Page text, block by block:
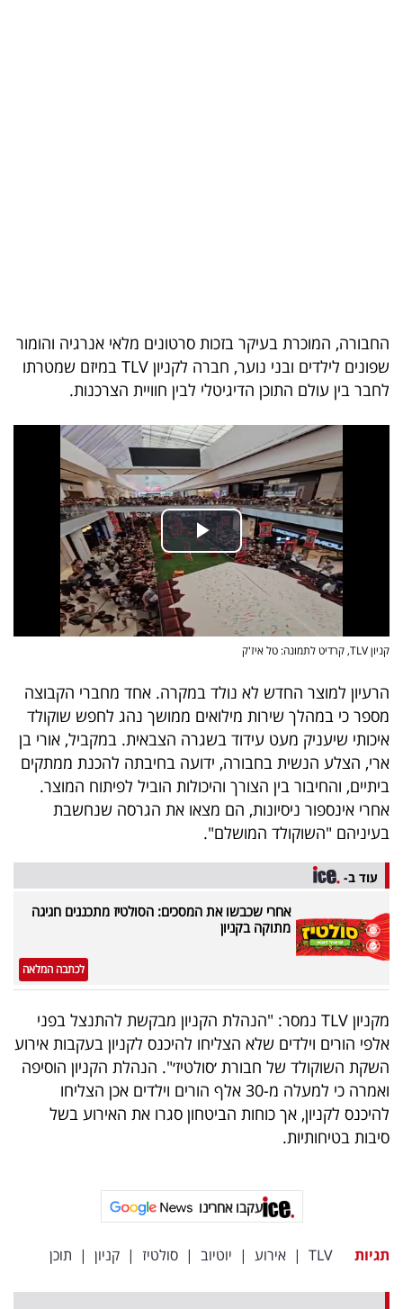
המילון
הכלכלי
פודקאסט
UNDER
שיתופי
דרושים
ניוזלטרים
מייל
אדום
פרסמו
באייס
עקבו
אחרינו:
החבורה, המוכרת בעיקר בזכות סרטונים מלאי אנרגיה והומור
שפונים לילדים ובני נוער, חברה לקניון TLV במיזם שמטרתו
לחבר בין עולם התוכן הדיגיטלי לבין חוויית הצרכנות.
קניון TLV, קרדיט לתמונה: טל איז'ק
הרעיון למוצר החדש לא נולד במקרה. אחד מחברי הקבוצה
מספר כי במהלך שירות מילואים ממושך נהג לחפש שוקולד
איכותי שיעניק מעט עידוד בשגרה הצבאית. במקביל, אורי בן
ארי, הצלע הנשית בחבורה, ידועה בחיבתה להכנת ממתקים
ביתיים, והחיבור בין הצורך והיכולות הוביל לפיתוח המוצר.
אחרי אינספור ניסיונות, הם מצאו את הגרסה שנחשבת
בעיניהם "השוקולד המושלם".
עוד ב-
אחרי שכבשו את המסכים: הסולטיז מתכננים חגיגה
מתוקה בקניון
לכתבה המלאה
מקניון TLV נמסר: "הנהלת הקניון מבקשת להתנצל בפני
אלפי הורים וילדים שלא הצליחו להיכנס לקניון בעקבות אירוע
השקת השוקולד של חבורת ׳סולטיז׳". הנהלת הקניון הוסיפה
ואמרה כי למעלה מ-30 אלף הורים וילדים אכן הצליחו
להיכנס לקניון, אך כוחות הביטחון סגרו את האירוע בשל
סיבות בטיחותיות.
עקבו אחרינו
תגיות TLV
| אירוע | יוטיוב | סולטיז | קניון | תוכן